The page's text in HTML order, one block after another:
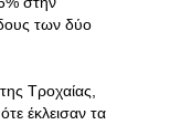
των δύο
Τροχαίας,
έκλεισαν τα